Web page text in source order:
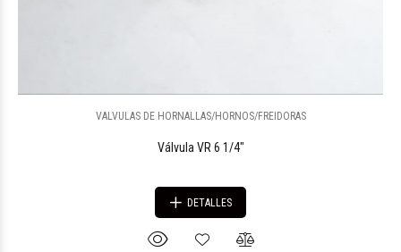
VALVULAS DE HORNALLAS/HORNOS/FREIDORAS
Válvula VR 6 1/4"
DETALLES